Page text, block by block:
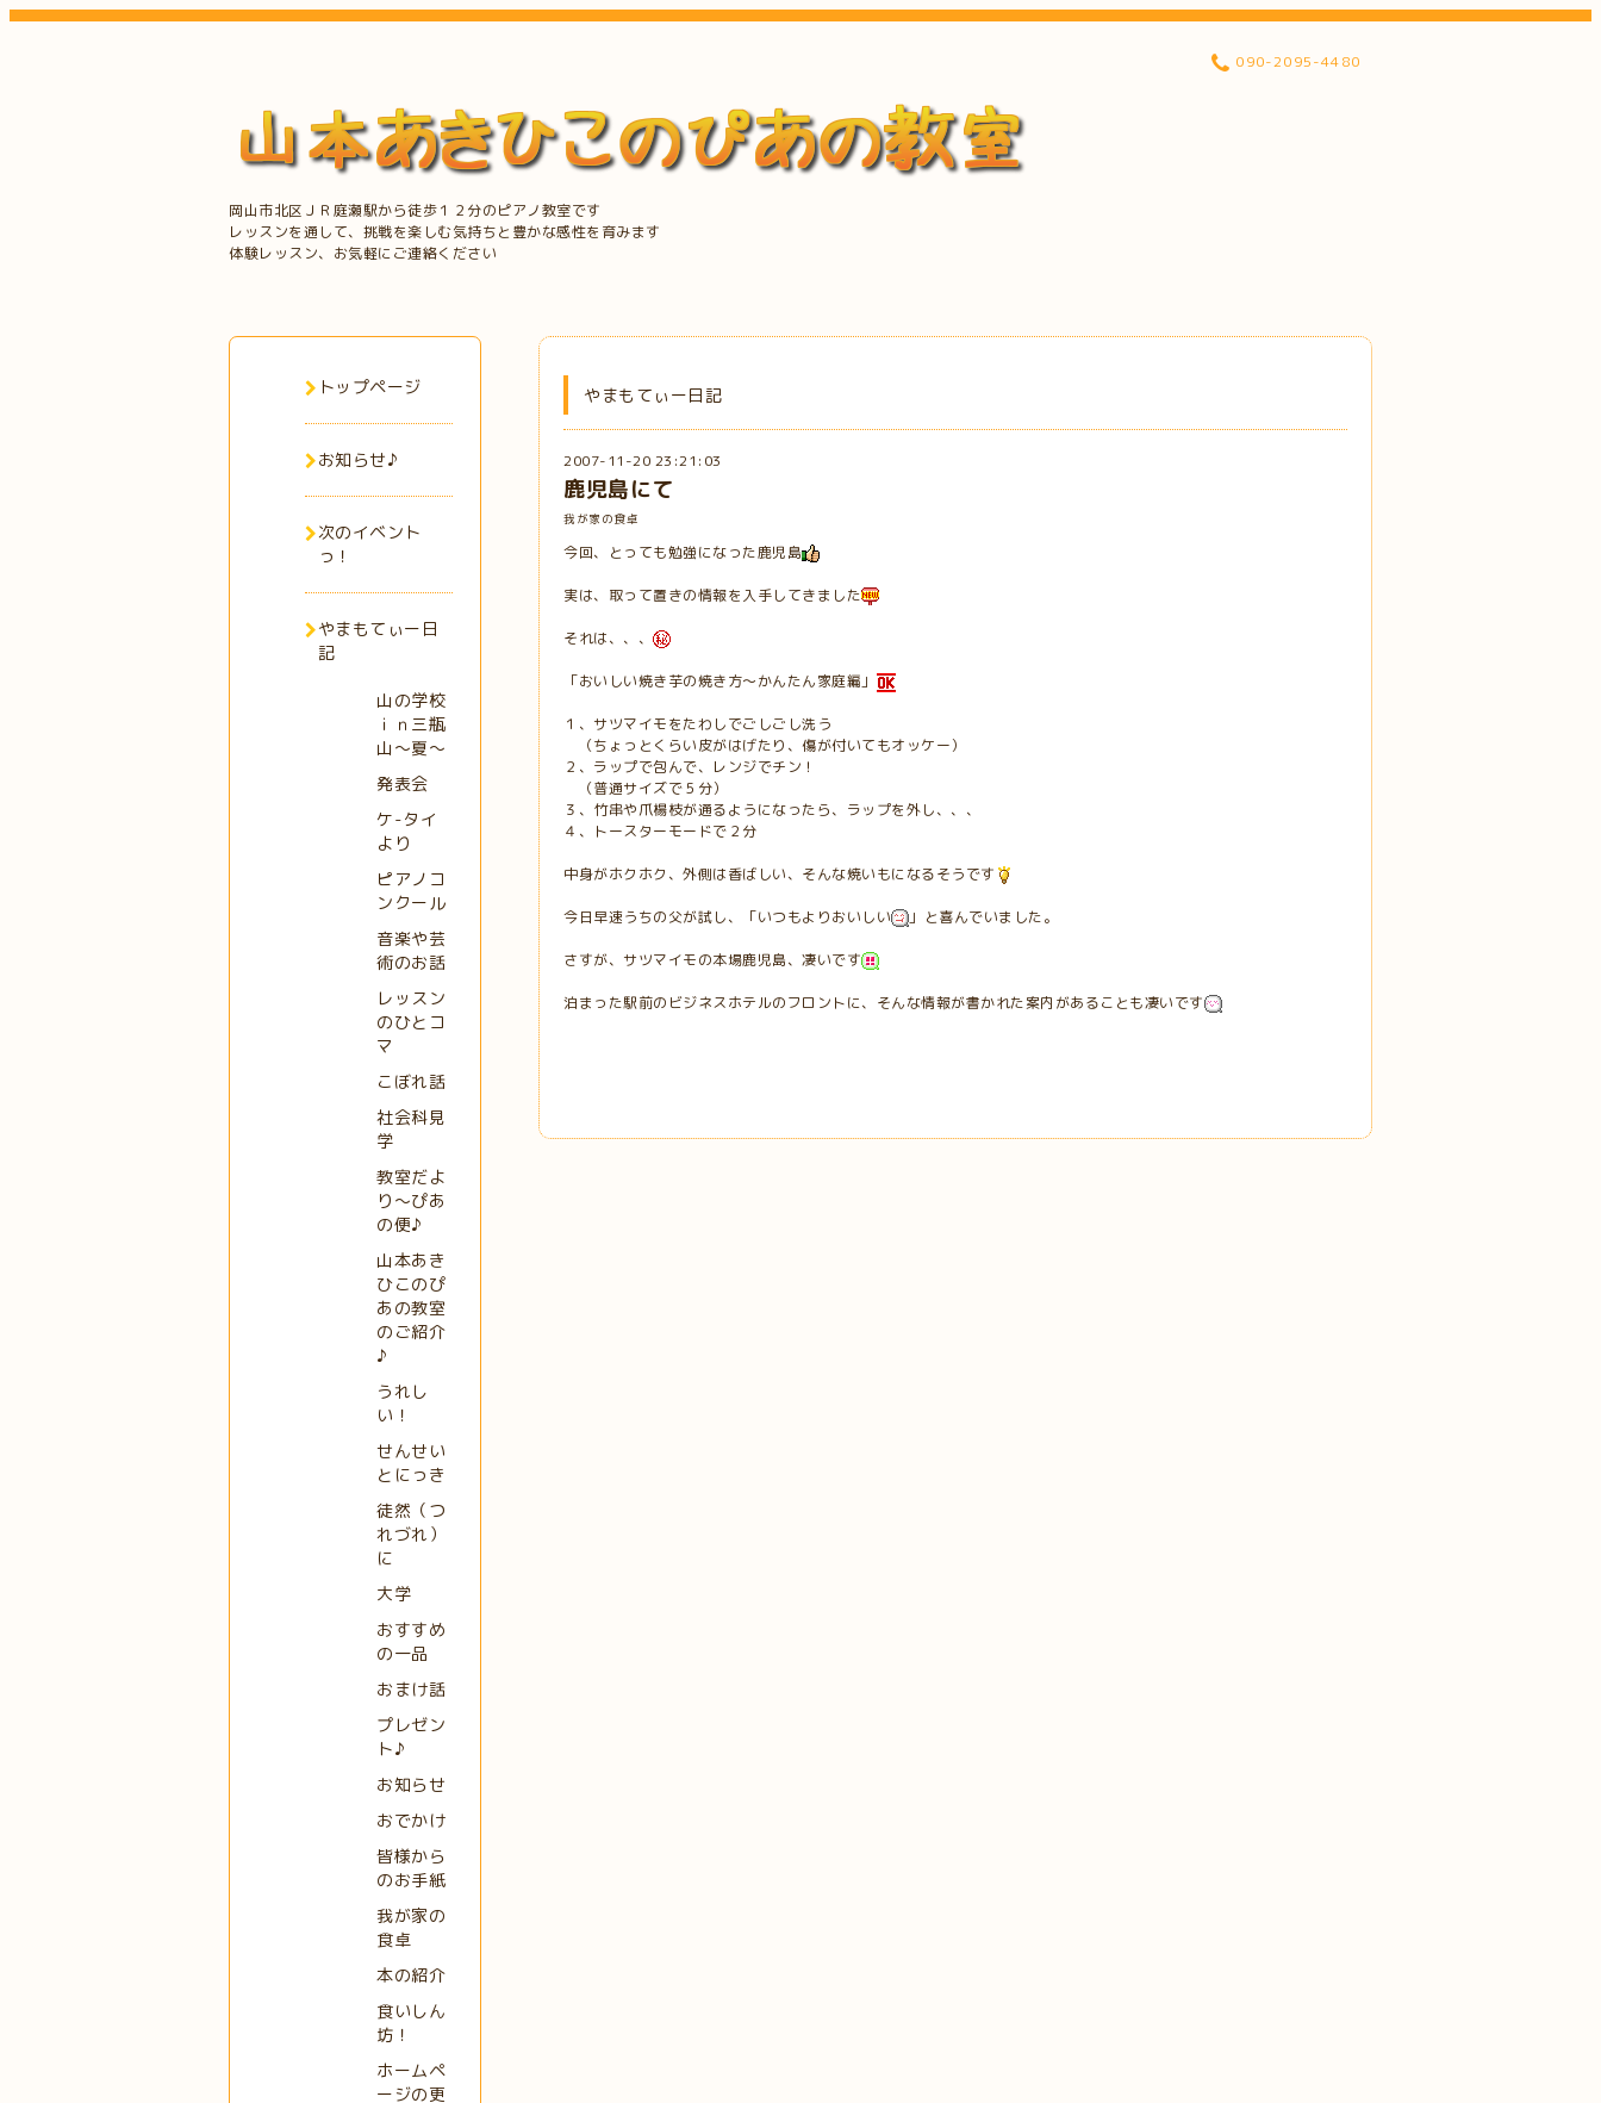
岡山市北区ＪＲ庭瀬駅から徒歩１２分のピアノ教室です
レッスンを通して、挑戦を楽しむ気持ちと豊かな感性を育みます
体験レッスン、お気軽にご連絡ください
090-2095-4480
やまもてぃー日記
2007-11-20 23:21:03
鹿児島にて
我が家の食卓
今回、とっても勉強になった鹿児島
実は、取って置きの情報を入手してきました
それは、、、
「おいしい焼き芋の焼き方～かんたん家庭編」
１、サツマイモをたわしでごしごし洗う
（ちょっとくらい皮がはげたり、傷が付いてもオッケー）
２、ラップで包んで、レンジでチン！
（普通サイズで５分）
３、竹串や爪楊枝が通るようになったら、ラップを外し、、、
４、トースターモードで２分
中身がホクホク、外側は香ばしい、そんな焼いもになるそうです
今日早速うちの父が試し、「いつもよりおいしい 」と喜んでいました。
さすが、サツマイモの本場鹿児島、凄いです
泊まった駅前のビジネスホテルのフロントに、そんな情報が書かれた案内があることも凄いです
トップページ
お知らせ♪
次のイベント
っ！
やまもてぃー日
記
山の学校
ｉｎ三瓶
山～夏～
発表会
ケ-タイ
より
ピアノコ
ンクール
音楽や芸
術のお話
レッスン
のひとコ
マ
こぼれ話
社会科見
学
教室だよ
り～ぴあ
の便♪
山本あき
ひこのぴ
あの教室
のご紹介
♪
うれし
い！
せんせい
とにっき
徒然（つ
れづれ）
に
大学
おすすめ
の一品
おまけ話
プレゼン
ト♪
お知らせ
おでかけ
皆様から
のお手紙
我が家の
食卓
本の紹介
食いしん
坊！
ホームペ
ージの更